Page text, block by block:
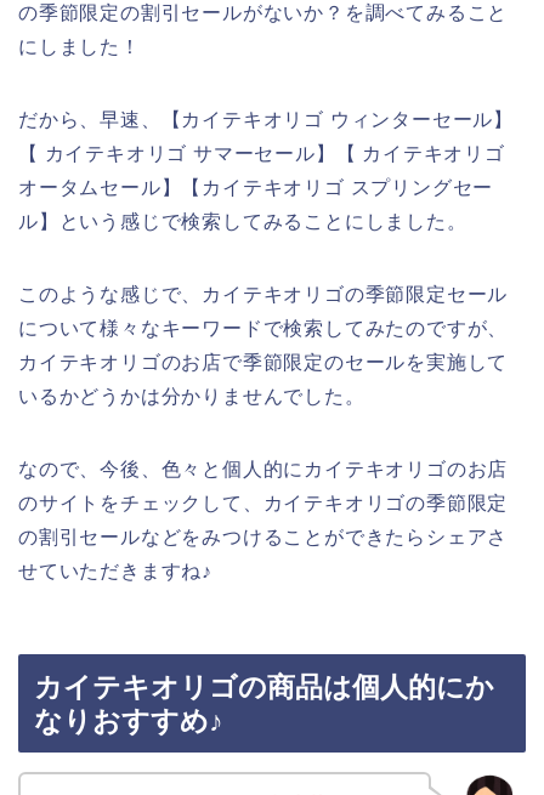
の季節限定の割引セールがないか？を調べてみること
にしました！
だから、早速、【カイテキオリゴ ウィンターセール】
【 カイテキオリゴ サマーセール】【 カイテキオリゴ
オータムセール】【カイテキオリゴ スプリングセー
ル】という感じで検索してみることにしました。
このような感じで、カイテキオリゴの季節限定セール
について様々なキーワードで検索してみたのですが、
カイテキオリゴのお店で季節限定のセールを実施して
いるかどうかは分かりませんでした。
なので、今後、色々と個人的にカイテキオリゴのお店
のサイトをチェックして、カイテキオリゴの季節限定
の割引セールなどをみつけることができたらシェアさ
せていただきますね♪
カイテキオリゴの商品は個人的にか
なりおすすめ♪